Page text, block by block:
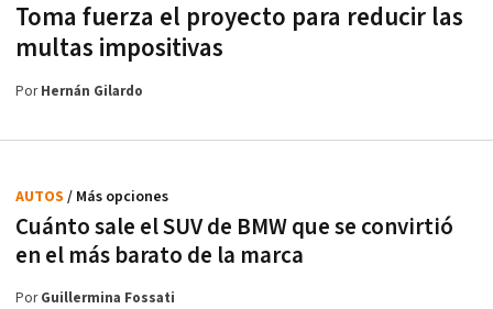
Toma fuerza el proyecto para reducir las
multas impositivas
PorHernán Gilardo
Cuánto sale el SUV de BMW que se convirtió
en el más barato de la marca
AUTOS / Más opciones
PorGuillermina Fossati